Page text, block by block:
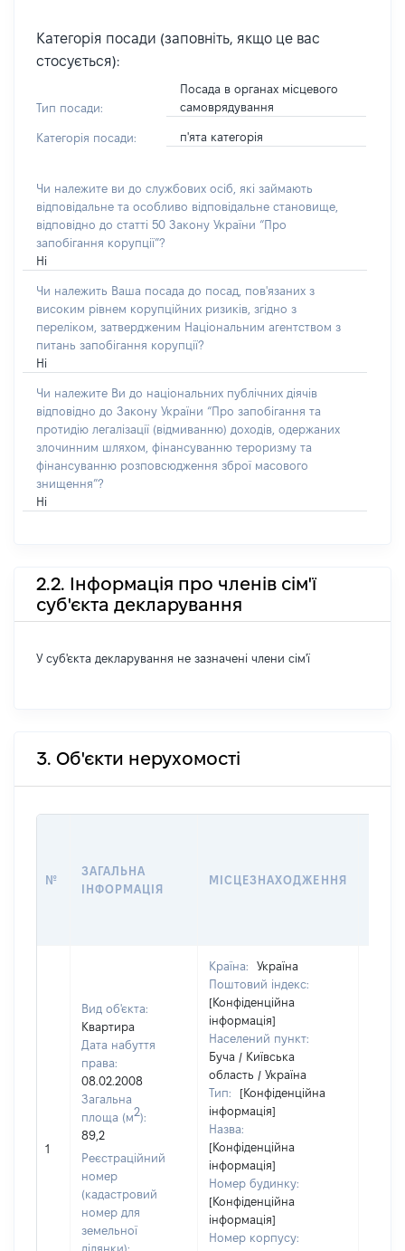
Категорія посади (заповніть, якщо це вас
стосується):
Тип посади:
Посада в органах місцевого
самоврядування
Категорія посади: п'ята категорія
Чи належите ви до службових осіб, які займають
відповідальне та особливо відповідальне становище,
відповідно до статті 50 Закону України “Про
запобігання корупції”?
Ні
Чи належить Ваша посада до посад, пов'язаних з
високим рівнем корупційних ризиків, згідно з
переліком, затвердженим Національним агентством з
питань запобігання корупції?
Ні
Чи належите Ви до національних публічних діячів
відповідно до Закону України “Про запобігання та
протидію легалізації (відмиванню) доходів, одержаних
злочинним шляхом, фінансуванню тероризму та
фінансуванню розповсюдження зброї масового
знищення”?
Ні
2.2. Інформація про членів сім'ї
суб'єкта декларування
У суб'єкта декларування не зазначені члени сім'ї
3. Об'єкти нерухомості
№
ЗАГАЛЬНА
ІНФОРМАЦІЯ
МІСЦЕЗНАХОДЖЕННЯ
1
Вид об'єкта:
Квартира
Дата набуття
права:
08.02.2008
Загальна
площа (м2):
89,2
Реєстраційний
номер
(кадастровий
номер для
земельної
ділянки):
Країна:
Україна
Поштовий індекс:
[Конфіденційна
інформація]
Населений пункт:
Буча / Київська
область / Україна
Тип:
[Конфіденційна
інформація]
Назва:
[Конфіденційна
інформація]
Номер будинку:
[Конфіденційна
інформація]
Номер корпусу: